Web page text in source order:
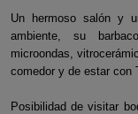
Un hermoso salón y
ambiente, su
microondas,
comedor y de estar con
Posibilidad de visitar